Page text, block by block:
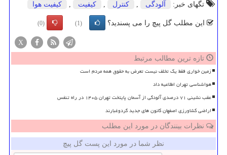
تگهای خبر:
آلودگی , كنترل , كیفیت , كیفیت هوا
این مطلب گل پیچ را می پسندید؟ (1)
(0)
X
تازه ترین مطالب مرتبط
زمین خواری فقط یک تخلف نیست تعرض به حقوق همه مردم است
هواشناسی تهران اطلاعیه داد
عقب نشینی ۷۱ درصدی آلودگی از آسمان پایتخت تهران ۱۴۰۵ در راه تنفس
اراضی کشاورزی اصفهان کانون های جدید گردوغبارند
نظرات بینندگان در مورد این مطلب
نظر شما در مورد این پست گل پیچ